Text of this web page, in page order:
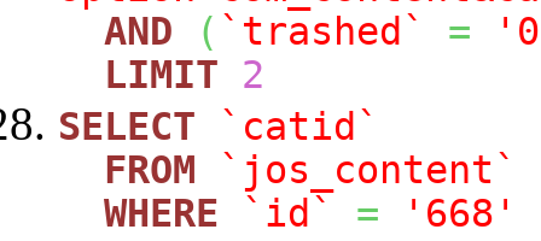
AND
( `trashed` =
LIMIT
2
SELECT
`catid`
FROM
`jos_content`
WHERE
`id` =
'668'